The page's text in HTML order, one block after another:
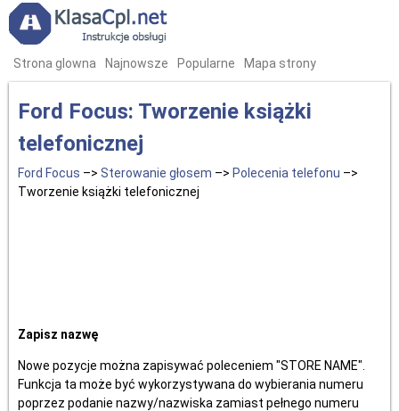
Strona glowna Najnowsze Popularne Mapa strony
Ford Focus: Tworzenie książki
telefonicznej
Ford Focus –> Sterowanie głosem –> Polecenia telefonu –>
Tworzenie książki telefonicznej
Zapisz nazwę
Nowe pozycje można zapisywać poleceniem "STORE NAME".
Funkcja ta może być wykorzystywana do wybierania numeru
poprzez podanie nazwy/nazwiska zamiast pełnego numeru